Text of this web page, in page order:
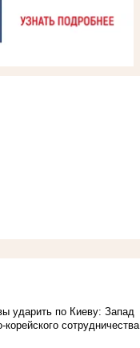
ударить по Киеву: Запад
корейского сотрудничества